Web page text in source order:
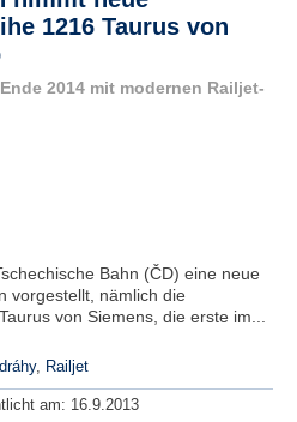
1216 Taurus von
2014 mit modernen Railjet-
Bahn (ČD) eine neue
vorgestellt, nämlich die
von Siemens, die erste im...
, Railjet
am: 16.9.2013